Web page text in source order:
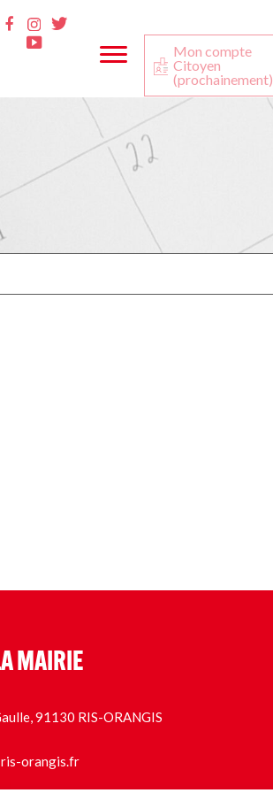
Facebook
InstaTwitter
Youtube
Mon compte
Citoyen
(prochainement)
MAIRIE
91130 RIS-ORANGIS
orangis.fr